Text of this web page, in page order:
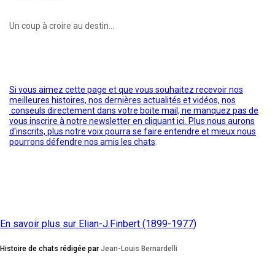
Un coup à croire au destin...
Si vous aimez cette page et que vous souhaitez recevoir nos
meilleures histoires, nos dernières actualités et vidéos, nos
conseuls directement dans votre boite mail, ne manquez pas de
vous inscrire à notre newsletter en cliquant ici. Plus nous aurons
d'inscrits, plus notre voix pourra se faire entendre et mieux nous
pourrons défendre nos amis les chats.
En savoir plus sur Elian-J.Finbert (1899-1977)
Histoire de chats rédigée par Jean-Louis Bernardelli